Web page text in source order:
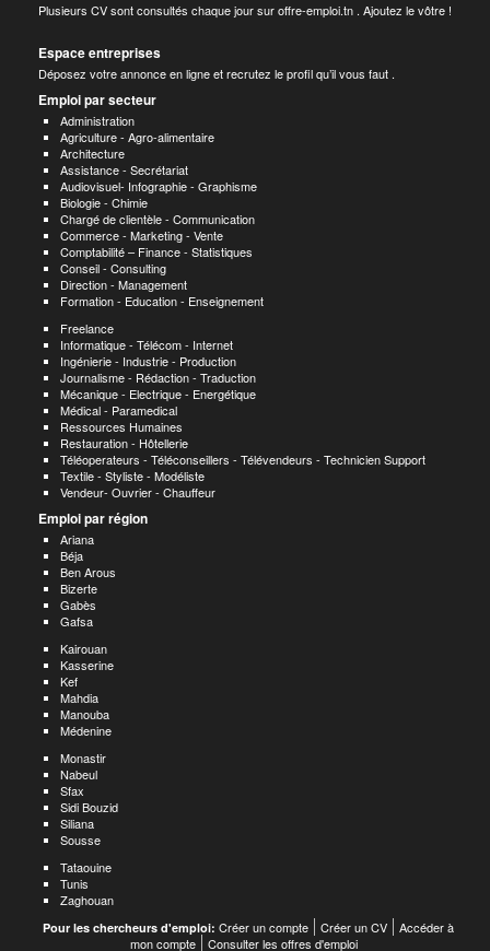
Plusieurs CV sont consultés chaque jour sur offre-emploi.tn . Ajoutez le vôtre !
Espace entreprises
Déposez votre annonce en ligne et recrutez le profil qu’il vous faut .
Emploi par secteur
Administration
Agriculture - Agro-alimentaire
Architecture
Assistance - Secrétariat
Audiovisuel- Infographie - Graphisme
Biologie - Chimie
Chargé de clientèle - Communication
Commerce - Marketing - Vente
Comptabilité – Finance - Statistiques
Conseil - Consulting
Direction - Management
Formation - Education - Enseignement
Freelance
Informatique - Télécom - Internet
Ingénierie - Industrie - Production
Journalisme - Rédaction - Traduction
Mécanique - Electrique - Energétique
Médical - Paramedical
Ressources Humaines
Restauration - Hôtellerie
Téléoperateurs - Téléconseillers - Télévendeurs - Technicien Support
Textile - Styliste - Modéliste
Vendeur- Ouvrier - Chauffeur
Emploi par région
Ariana
Béja
Ben Arous
Bizerte
Gabès
Gafsa
Kairouan
Kasserine
Kef
Mahdia
Manouba
Médenine
Monastir
Nabeul
Sfax
Sidi Bouzid
Siliana
Sousse
Tataouine
Tunis
Zaghouan
Pour les chercheurs d'emploi: Créer un compte Créer un CV
Accéder à
mon compte
Consulter les offres d'emploi